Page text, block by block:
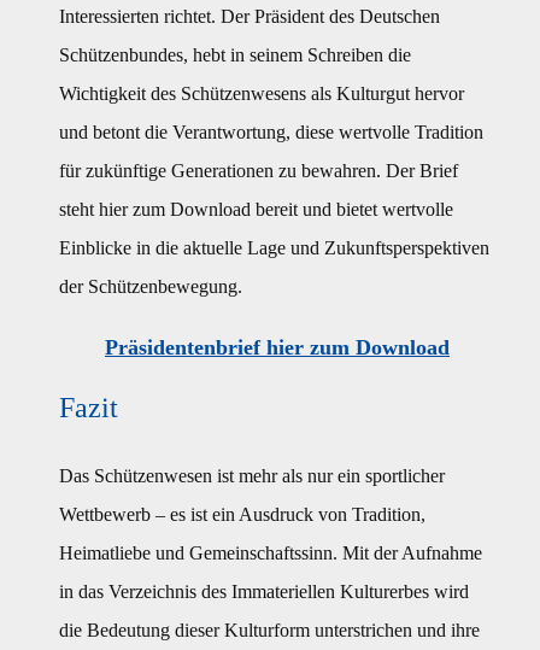
Interessierten richtet. Der Präsident des Deutschen
Schützenbundes, hebt in seinem Schreiben die
Wichtigkeit des Schützenwesens als Kulturgut hervor
und betont die Verantwortung, diese wertvolle Tradition
für zukünftige Generationen zu bewahren. Der Brief
steht hier zum Download bereit und bietet wertvolle
Einblicke in die aktuelle Lage und Zukunftsperspektiven
der Schützenbewegung.
Präsidentenbrief hier zum Download
Fazit
Das Schützenwesen ist mehr als nur ein sportlicher
Wettbewerb – es ist ein Ausdruck von Tradition,
Heimatliebe und Gemeinschaftssinn. Mit der Aufnahme
in das Verzeichnis des Immateriellen Kulturerbes wird
die Bedeutung dieser Kulturform unterstrichen und ihre